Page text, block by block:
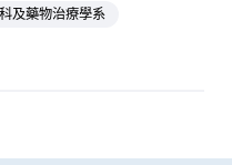
及藥物治療學系